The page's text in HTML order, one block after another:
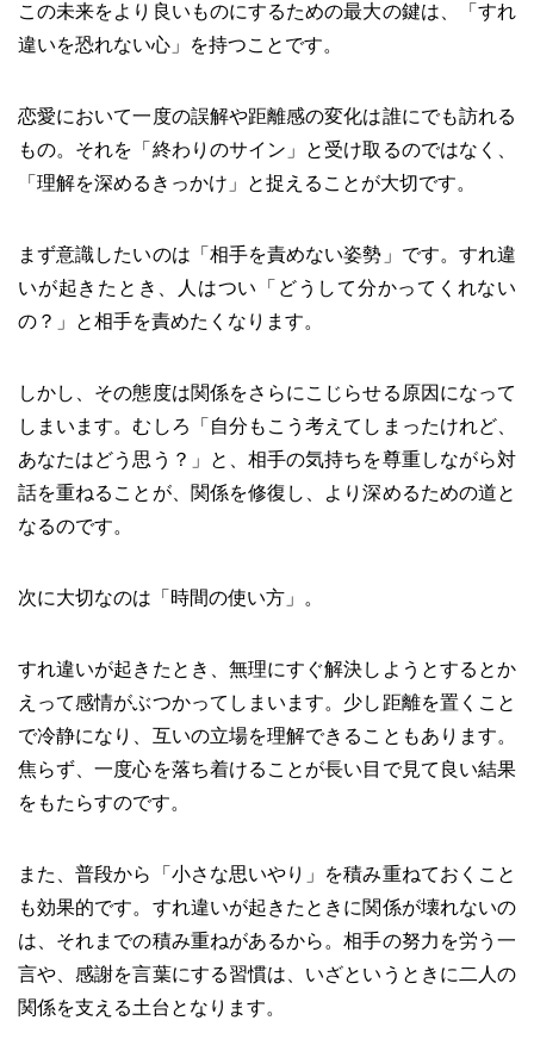
この未来をより良いものにするための最大の鍵は、「すれ
違いを恐れない心」を持つことです。
恋愛において一度の誤解や距離感の変化は誰にでも訪れる
もの。それを「終わりのサイン」と受け取るのではなく、
「理解を深めるきっかけ」と捉えることが大切です。
まず意識したいのは「相手を責めない姿勢」です。すれ違
いが起きたとき、人はつい「どうして分かってくれない
の？」と相手を責めたくなります。
しかし、その態度は関係をさらにこじらせる原因になって
しまいます。むしろ「自分もこう考えてしまったけれど、
あなたはどう思う？」と、相手の気持ちを尊重しながら対
話を重ねることが、関係を修復し、より深めるための道と
なるのです。
次に大切なのは「時間の使い方」。
すれ違いが起きたとき、無理にすぐ解決しようとするとか
えって感情がぶつかってしまいます。少し距離を置くこと
で冷静になり、互いの立場を理解できることもあります。
焦らず、一度心を落ち着けることが長い目で見て良い結果
をもたらすのです。
また、普段から「小さな思いやり」を積み重ねておくこと
も効果的です。すれ違いが起きたときに関係が壊れないの
は、それまでの積み重ねがあるから。相手の努力を労う一
言や、感謝を言葉にする習慣は、いざというときに二人の
関係を支える土台となります。